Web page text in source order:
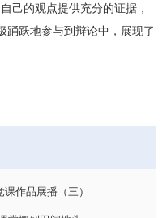
己的观点提供充分的证据，
踊跃地参与到辩论中，展现了
作品展播（三）